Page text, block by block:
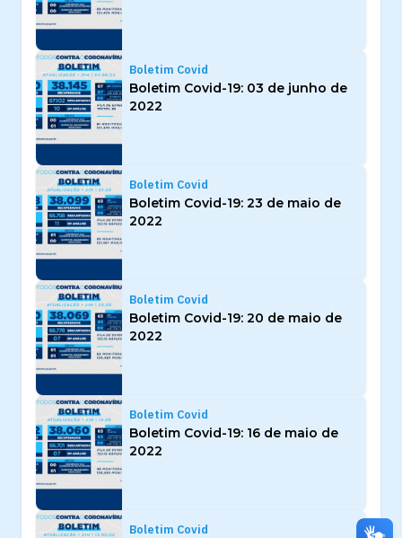
Boletim Covid
Boletim Covid-19: 03 de junho de
2022
Boletim Covid
Boletim Covid-19: 23 de maio de
2022
Boletim Covid
Boletim Covid-19: 20 de maio de
2022
Boletim Covid
Boletim Covid-19: 16 de maio de
2022
Boletim Covid